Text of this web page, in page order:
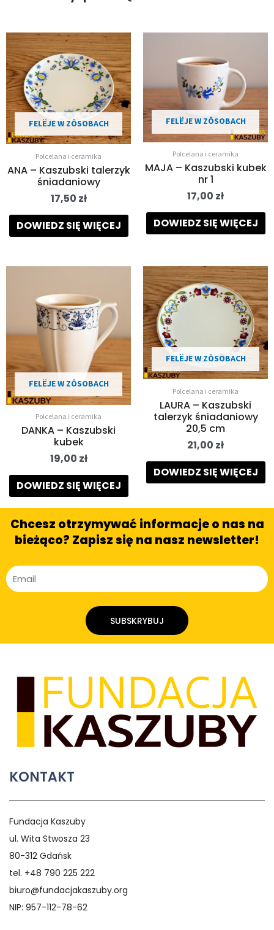
FELËJE W ZÔSOBACH
Polcelana i ceramika
ANA – Kaszubski talerzyk
śniadaniowy
17,50 zł
DOWIEDZ SIĘ WIĘCEJ
FELËJE W ZÔSOBACH
Polcelana i ceramika
MAJA – Kaszubski kubek
nr 1
17,00 zł
DOWIEDZ SIĘ WIĘCEJ
FELËJE W ZÔSOBACH
Polcelana i ceramika
DANKA – Kaszubski
kubek
19,00 zł
DOWIEDZ SIĘ WIĘCEJ
FELËJE W ZÔSOBACH
Polcelana i ceramika
LAURA – Kaszubski
talerzyk śniadaniowy
20,5 cm
21,00 zł
DOWIEDZ SIĘ WIĘCEJ
Chcesz otrzymywać informacje o nas na
bieżąco? Zapisz się na nasz newsletter!
SUBSKRYBUJ
KONTAKT
Fundacja Kaszuby
ul. Wita Stwosza 23
80-312 Gdańsk
tel. +48 790 225 222
biuro@fundacjakaszuby.org
NIP: 957-112-78-62